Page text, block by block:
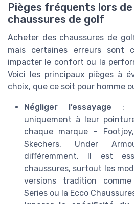
Pièges fréquents lors de
chaussures de golf
Acheter des chaussures de
mais certaines erreurs sont
impacter le confort ou la
Voici les principaux pièges à
choix, que ce soit pour homme
Négliger l’essayage :
uniquement à leur
chaque marque –
Skechers, Under
différemment. Il est
chaussures, surtout les
versions tradition
Series ou la Ecco